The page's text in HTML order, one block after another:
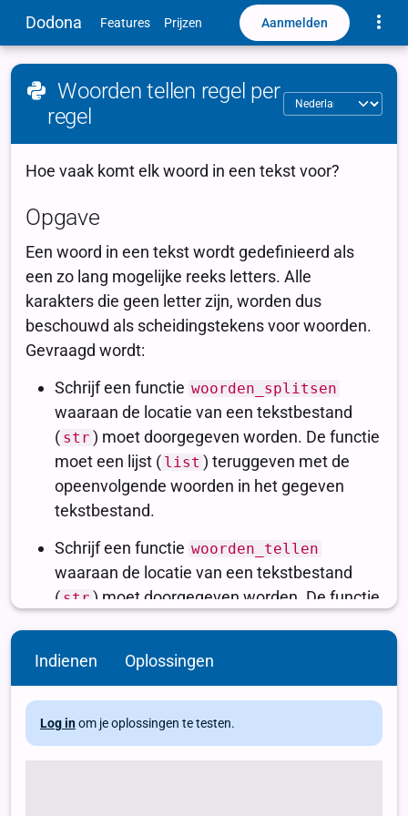
Dodona Features Prijzen Aanmelden
Woorden tellen regel per
regel
Indienen Oplossingen
Log in om je oplossingen te testen.